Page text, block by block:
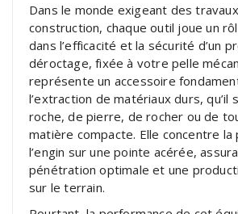
Dans le monde exigeant des
construction, chaque outil joue un
dans l’efficacité et la sécurité d’un
déroctage, fixée à votre pelle
représente un accessoire
l’extraction de matériaux durs, qu’il
roche, de pierre, de rocher ou de
matière compacte. Elle concentre la
l’engin sur une pointe acérée,
pénétration optimale et une
sur le terrain.